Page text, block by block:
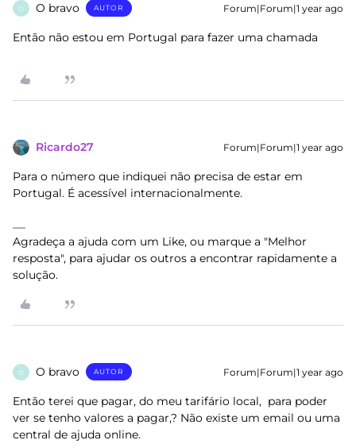
O O bravo AUTOR Forum|Forum|1 year ago
Então não estou em Portugal para fazer uma chamada
Ricardo27 Forum|Forum|1 year ago
Para o número que indiquei não precisa de estar em
Portugal. É acessível internacionalmente.
Agradeça a ajuda com um Like, ou marque a "Melhor
resposta", para ajudar os outros a encontrar rapidamente a
solução.
O O bravo AUTOR Forum|Forum|1 year ago
Então terei que pagar, do meu tarifário local, para poder
ver se tenho valores a pagar,? Não existe um email ou uma
central de ajuda online.